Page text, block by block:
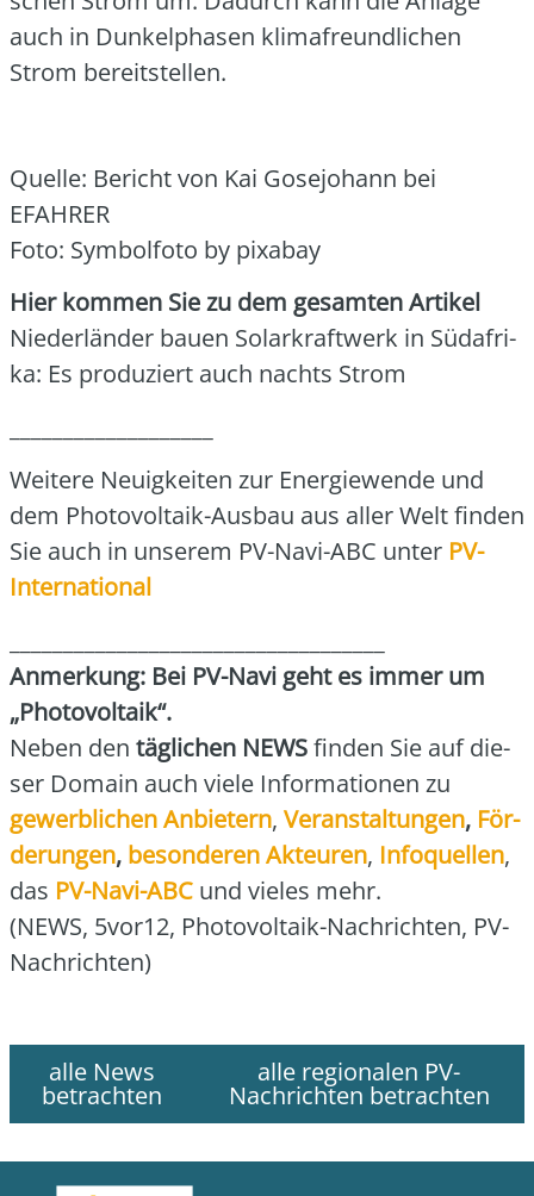
auch in Dun­kel­pha­sen kli­ma­freund­li­chen
Strom bereit­stel­len.
Quel­le: Bericht von Kai Gose­jo­hann bei
EFAHRER
Foto: Sym­bol­fo­to by pix­a­bay
Hier kom­men Sie zu dem gesam­ten Arti­kel
Nie­der­län­der bau­en Solar­kraft­werk in Süd­afri­
ka: Es pro­du­ziert auch nachts Strom
Wei­te­re Neu­ig­kei­ten zur Ener­gie­wen­de und
dem Pho­to­vol­ta­ik-Aus­bau aus aller Welt fin­den
Sie auch in unse­rem PV-Navi-ABC unter PV-
Inter­na­tio­nal
Anmer­kung: Bei PV-Navi geht es immer um
„Pho­to­vol­ta­ik“.
Neben den täg­li­chen NEWSfin­den Sie auf die­
ser Domain auch vie­le Infor­ma­tio­nen zu
gewerb­li­chen Anbie­tern, Ver­an­stal­tun­gen, För­
de­run­gen, beson­de­ren Akteu­ren, Info­quel­len,
das PV-Navi-ABC und vie­les mehr.
(NEWS, 5vor12, Pho­to­vol­ta­ik-Nach­rich­ten, PV-
Nach­rich­ten)
alle News
betrachten
alle regionalen PV-
Nachrichten betrachten